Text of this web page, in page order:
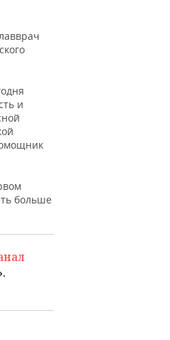
и
больше